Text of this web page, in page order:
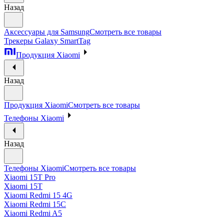
Назад
Аксессуары для SamsungСмотреть все товары
Трекеры Galaxy SmartTag
Продукция Xiaomi
Назад
Продукция XiaomiСмотреть все товары
Телефоны Xiaomi
Назад
Телефоны XiaomiСмотреть все товары
Xiaomi 15T Pro
Xiaomi 15T
Xiaomi Redmi 15 4G
Xiaomi Redmi 15C
Xiaomi Redmi A5